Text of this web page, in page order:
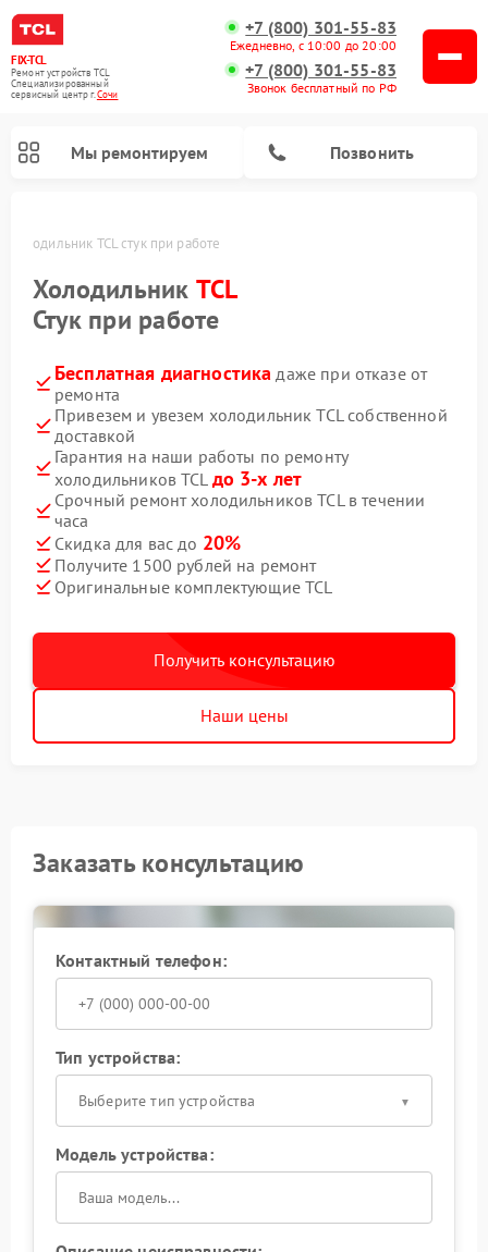
FIX-TCL
Ремонт устройств TCL
Специализированный
cервисный центр г.Сочи
+7 (800) 301-55-83
Ежедневно, с 10:00 до 20:00
+7 (800) 301-55-83
Звонок бесплатный по РФ
Мы ремонтируем Позвонить
Холодильник TCL стук при работе
Холодильник TCL
Стук при работе
Бесплатная диагностика даже при отказе от
ремонта
Привезем и увезем холодильник TCL собственной
доставкой
Гарантия на наши работы по ремонту
холодильников TCL до 3-х лет
Срочный ремонт холодильников TCL в течении
часа
Скидка для вас до 20%
Получите 1500 рублей на ремонт
Оригинальные комплектующие TCL
Получить консультацию
Наши цены
Заказать консультацию
Контактный телефон:
Тип устройства:
Выберите тип устройства
Модель устройства: